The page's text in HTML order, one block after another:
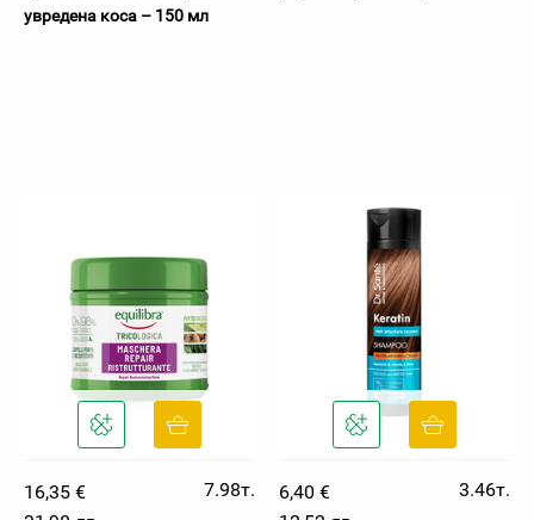
увредена коса – 150 мл
16,35 €
7.98т.
6,40 €
3.46т.